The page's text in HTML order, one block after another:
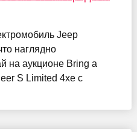
Jeep
наглядно
на аукционе Bring a
S Limited 4xe с